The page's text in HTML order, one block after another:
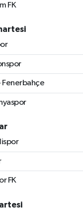
FK
Fenerbahçe
FK